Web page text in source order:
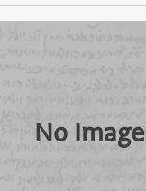
No Image